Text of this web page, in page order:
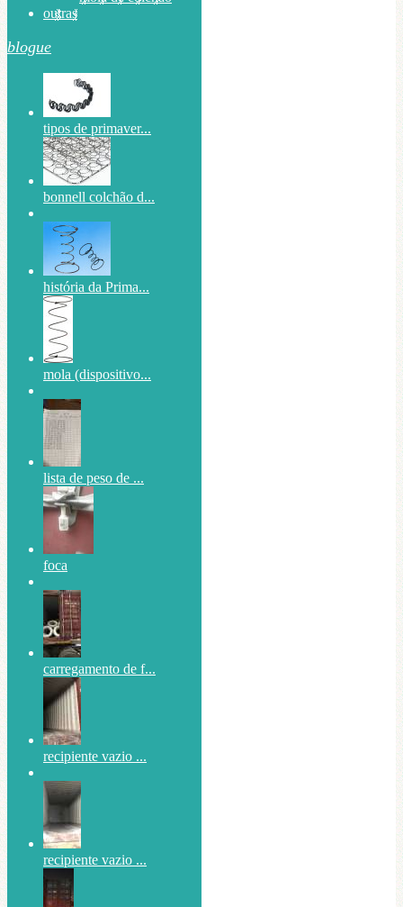
outras
blogue
tipos de primaver...
bonnell colchão d...
história da Prima...
mola (dispositivo...
lista de peso de ...
foca
carregamento de f...
recipiente vazio ...
recipiente vazio ...